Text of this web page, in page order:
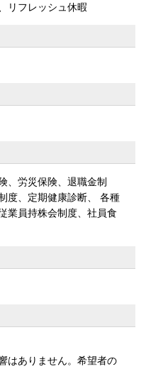
リフレッシュ休暇
、労災保険、退職金制
度、定期健康診断、
各種
業員持株会制度、社員食
ありません。希望者の